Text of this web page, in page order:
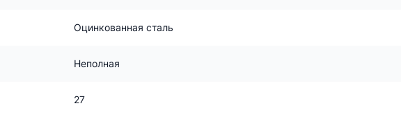
Оцинкованная сталь
Неполная
27